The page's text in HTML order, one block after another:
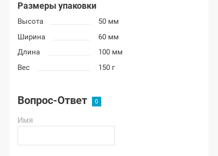
Размеры упаковки
Высота
50 мм
Ширина
60 мм
Длина
100 мм
Вес
150 г
Вопрос-Ответ
Имя